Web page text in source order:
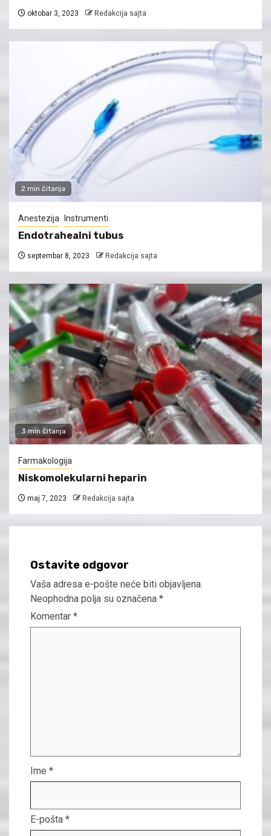
oktobar 3, 2023 Redakcija sajta
2 min čitanja
Anestezija Instrumenti
Endotrahealni tubus
septembar 8, 2023 Redakcija sajta
3 min čitanja
Farmakologija
Niskomolekularni heparin
maj 7, 2023 Redakcija sajta
Ostavite odgovor
Vaša adresa e-pošte neće biti objavljena.
Neophodna polja su označena *
Komentar *
Ime *
E-pošta *